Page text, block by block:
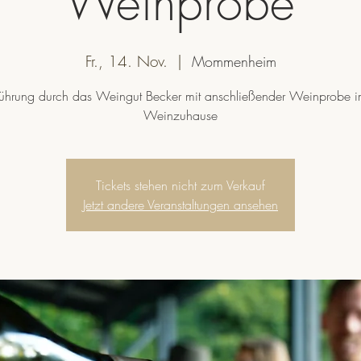
Fr., 14. Nov.
  |
Mommenheim
durch das Weingut Becker mit anschließender Weinprobe
Weinzuhause
Tickets stehen nicht zum Verkauf
Jetzt andere Veranstaltungen ansehen